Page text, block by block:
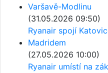
Varšavě-Modlinu
(31.05.2026 09:50)
Ryanair spojí
Madridem
(27.05.2026 10:00)
Ryanair umístí na